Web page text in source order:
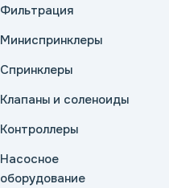
Фильтрация
Миниспринклеры
Спринклеры
Клапаны и соленоиды
Контроллеры
Насосное
оборудование